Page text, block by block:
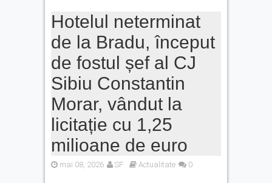
Hotelul neterminat
de la Bradu, început
de fostul șef al CJ
Sibiu Constantin
Morar, vândut la
licitație cu 1,25
milioane de euro
mai 08, 2026 SF Actualitate 0